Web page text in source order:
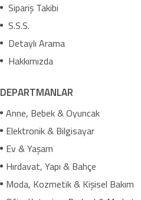
Sipariş Takibi
S.S.S.
Detaylı Arama
Hakkımızda
DEPARTMANLAR
Anne, Bebek & Oyuncak
Elektronik & Bilgisayar
Ev & Yaşam
Hırdavat, Yapı & Bahçe
Moda, Kozmetik & Kişisel Bakım